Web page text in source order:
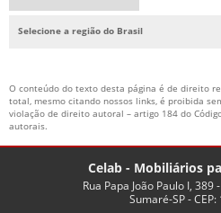
Selecione a região do Brasil
O conteúdo do texto desta página é de direito
total, mesmo citando nossos links, é proibida
violação de direito autoral – artigo 184 do
autorais.
Celab - Mobiliários
Rua Papa João Paulo I, 389
Sumaré-SP -